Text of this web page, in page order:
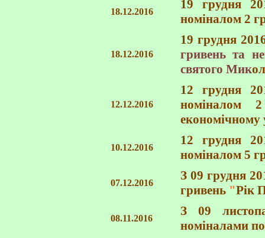
18.12.2016
19 грудня
номіналом 2
18.12.2016
19 грудня
гривень та
святого Мик
12.12.2016
12 грудня
номіналом
економічному
10.12.2016
12 грудня
номіналом 5
07.12.2016
З 09 грудня
гривень "Рік
08.11.2016
З 09
номіналами